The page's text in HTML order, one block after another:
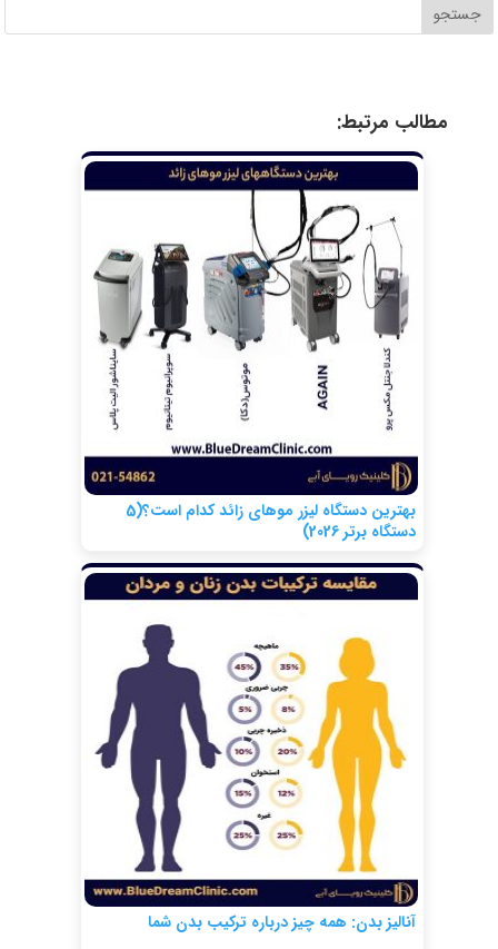
جستجو
مطالب مرتبط:
بهترین دستگاه لیزر موهای زائد کدام است؟(5
دستگاه برتر 2026)
آنالیز بدن: همه چیز درباره ترکیب بدن شما